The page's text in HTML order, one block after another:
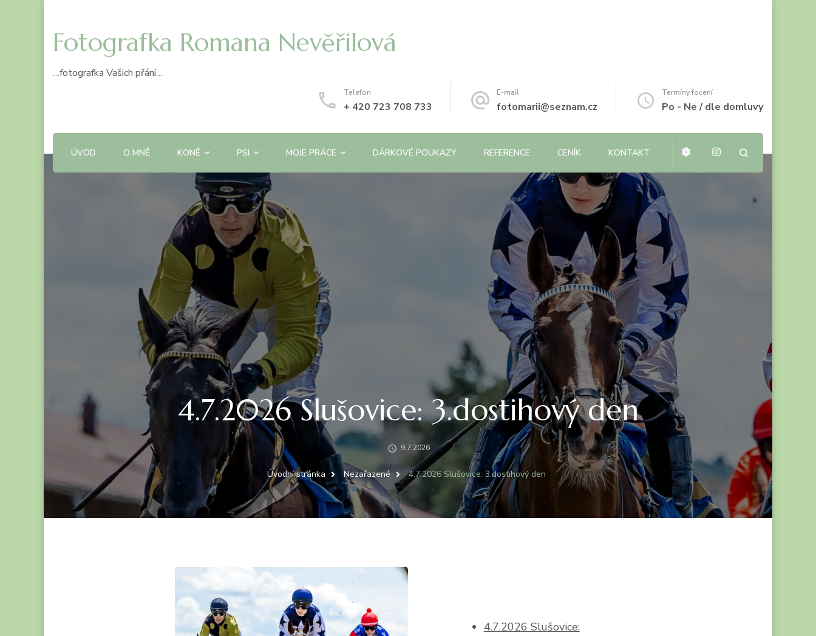
Fotografka Romana Nevěřilová
…fotografka Vašich přání…
Telefon
+ 420 723 708 733
E-mail
fotomarii@seznam.cz
Termíny focení
Po - Ne / dle domluvy
ÚVOD O MNĚ KONĚ PSI MOJE PRÁCE DÁRKOVÉ POUKAZY REFERENCE CENÍK KONTAKT
4.7.2026 Slušovice: 3.dostihový den
9.7.2026
Úvodní stránka Nezařazené 4.7.2026 Slušovice: 3.dostihový den
4.7.2026 Slušovice: